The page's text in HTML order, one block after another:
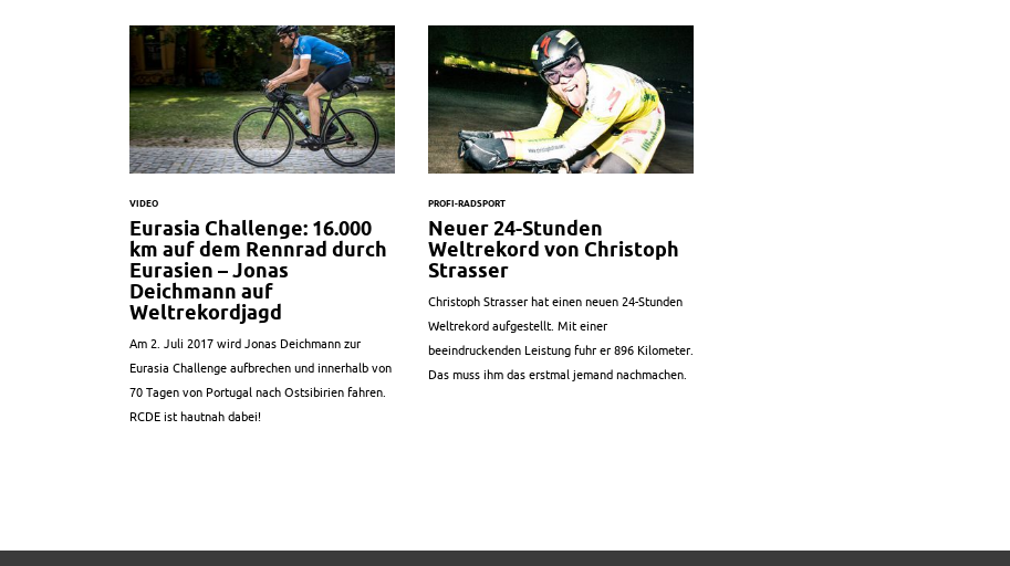
VIDEO
Eurasia Challenge: 16.000
km auf dem Rennrad durch
Eurasien – Jonas
Deichmann auf
Weltrekordjagd
Am 2. Juli 2017 wird Jonas Deichmann zur
Eurasia Challenge aufbrechen und innerhalb von
70 Tagen von Portugal nach Ostsibirien fahren.
RCDE ist hautnah dabei!
PROFI-RADSPORT
Neuer 24-Stunden
Weltrekord von Christoph
Strasser
Christoph Strasser hat einen neuen 24-Stunden
Weltrekord aufgestellt. Mit einer
beeindruckenden Leistung fuhr er 896 Kilometer.
Das muss ihm das erstmal jemand nachmachen.